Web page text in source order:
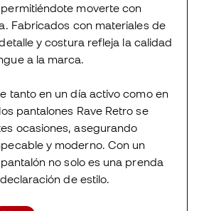
moverte con
Fabricados con materiales de
y costura refleja la calidad
a la marca.
tanto en un día activo como en
pantalones Rave Retro se
ocasiones, asegurando
y moderno. Con un
no solo es una prenda
de estilo.